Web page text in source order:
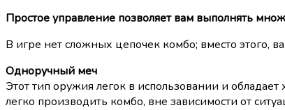
Простое управление позволяет вам выполнять
В игре нет сложных цепочек комбо; вместо этого,
Одноручный меч
Этот тип оружия легок в использовании и
легко производить комбо, вне зависимости от